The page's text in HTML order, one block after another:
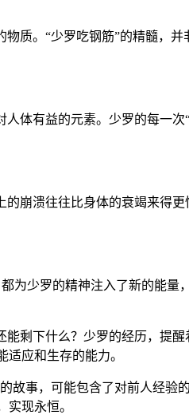
质。“少罗吃钢筋”的精髓，并
体有益的元素。少罗的每一次
崩溃往往比身体的衰竭来得更
为少罗的精神注入了新的能量
剩下什么？少罗的经历，提
应和生存的能力。
事，可能包含了对前人经验
现永恒。